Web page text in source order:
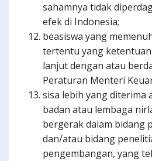
sahamnya tidak
efek di Indonesia;
beasiswa yang
tertentu yang
lanjut dengan atau
Peraturan Menteri
sisa lebih yang diterima
badan atau lembaga
bergerak dalam bidang
dan/atau bidang
pengembangan, yang